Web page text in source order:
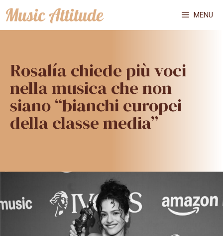
Vai
al
MENU
Rosalía chiede più voci
nella musica che non
siano “bianchi europei
della classe media”